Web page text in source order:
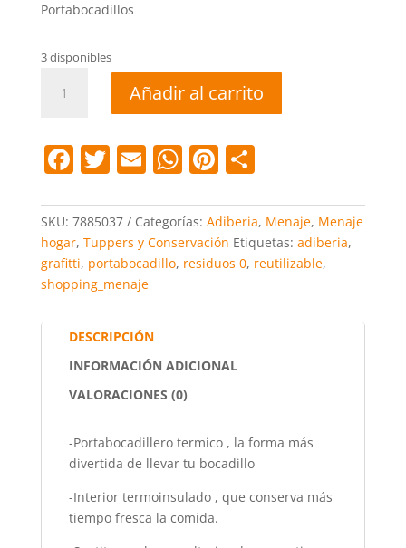
Portabocadillos
3 disponibles
Portabocadillo
Grafitti
Añadir al carrito
F
c
e
b
o
o
k
T
itt
er
E
ai
l
W
at
s
A
p
Pi
er
e
st
C
m
p
ar
SKU: 7885037 Categorías: Adiberia, Menaje, Menaje
hogar, Tuppers y Conservación Etiquetas: adiberia,
grafitti, portabocadillo, residuos 0, reutilizable,
shopping_menaje
DESCRIPCIÓN
INFORMACIÓN ADICIONAL
VALORACIONES (0)
-Portabocadillero termico , la forma más
divertida de llevar tu bocadillo
-Interior termoinsulado , que conserva más
tiempo fresca la comida.